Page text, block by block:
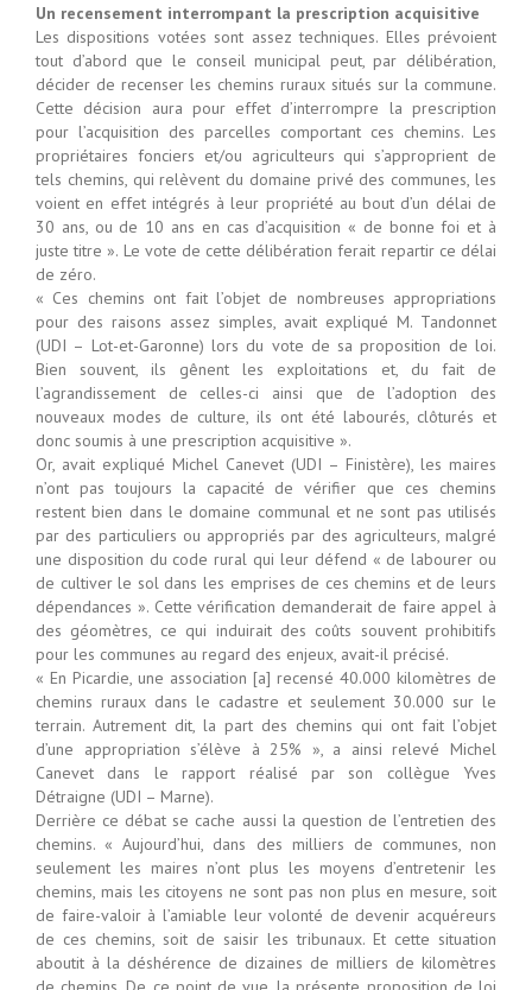
Un recensement interrompant la prescription acquisitive
Les dispositions votées sont assez techniques. Elles prévoient
tout d’abord que le conseil municipal peut, par délibération,
décider de recenser les chemins ruraux situés sur la commune.
Cette décision aura pour effet d’interrompre la prescription
pour l’acquisition des parcelles comportant ces chemins. Les
propriétaires fonciers et/ou agriculteurs qui s’approprient de
tels chemins, qui relèvent du domaine privé des communes, les
voient en effet intégrés à leur propriété au bout d’un délai de
30 ans, ou de 10 ans en cas d’acquisition « de bonne foi et à
juste titre ». Le vote de cette délibération ferait repartir ce délai
de zéro.
« Ces chemins ont fait l’objet de nombreuses appropriations
pour des raisons assez simples, avait expliqué M. Tandonnet
(UDI – Lot-et-Garonne) lors du vote de sa proposition de loi.
Bien souvent, ils gênent les exploitations et, du fait de
l’agrandissement de celles-ci ainsi que de l’adoption des
nouveaux modes de culture, ils ont été labourés, clôturés et
donc soumis à une prescription acquisitive ».
Or, avait expliqué Michel Canevet (UDI – Finistère), les maires
n’ont pas toujours la capacité de vérifier que ces chemins
restent bien dans le domaine communal et ne sont pas utilisés
par des particuliers ou appropriés par des agriculteurs, malgré
une disposition du code rural qui leur défend « de labourer ou
de cultiver le sol dans les emprises de ces chemins et de leurs
dépendances ». Cette vérification demanderait de faire appel à
des géomètres, ce qui induirait des coûts souvent prohibitifs
pour les communes au regard des enjeux, avait-il précisé.
« En Picardie, une association [a] recensé 40.000 kilomètres de
chemins ruraux dans le cadastre et seulement 30.000 sur le
terrain. Autrement dit, la part des chemins qui ont fait l’objet
d’une appropriation s’élève à 25% », a ainsi relevé Michel
Canevet dans le rapport réalisé par son collègue Yves
Détraigne (UDI – Marne).
Derrière ce débat se cache aussi la question de l’entretien des
chemins. « Aujourd’hui, dans des milliers de communes, non
seulement les maires n’ont plus les moyens d’entretenir les
chemins, mais les citoyens ne sont pas non plus en mesure, soit
de faire-valoir à l’amiable leur volonté de devenir acquéreurs
de ces chemins, soit de saisir les tribunaux. Et cette situation
aboutit à la déshérence de dizaines de milliers de kilomètres